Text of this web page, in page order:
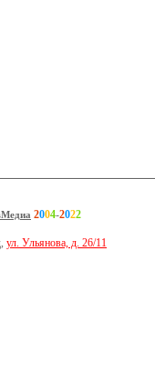
2004-2022
ул. Ульянова, д. 26/11